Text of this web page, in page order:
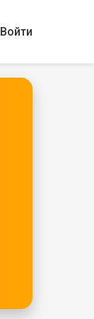
Войти